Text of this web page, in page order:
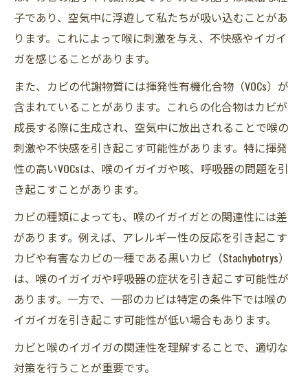
子であり、空気中に浮遊して私たちが吸い込むことがあ
ります。これによって喉に刺激を与え、不快感やイガイ
ガを感じることがあります。
また、カビの代謝物質には揮発性有機化合物（VOCs）が
含まれていることがあります。これらの化合物はカビが
成長する際に生成され、空気中に放出されることで喉の
刺激や不快感を引き起こす可能性があります。特に揮発
性の高いVOCsは、喉のイガイガや咳、呼吸器の問題を引
き起こすことがあります。
カビの種類によっても、喉のイガイガとの関連性には差
があります。例えば、アレルギー性の反応を引き起こす
カビや有害なカビの一種である黒いカビ（Stachybotrys）
は、喉のイガイガや呼吸器の症状を引き起こす可能性が
あります。一方で、一部のカビは特定の条件下では喉の
イガイガを引き起こす可能性が低い場合もあります。
カビと喉のイガイガの関連性を理解することで、適切な
対策を行うことが重要です。